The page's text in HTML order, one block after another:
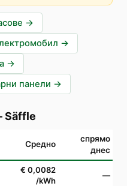
→
→
→
панели →
Säffle
Средно
спрямо
днес
€ 0,0082
/kWh
—